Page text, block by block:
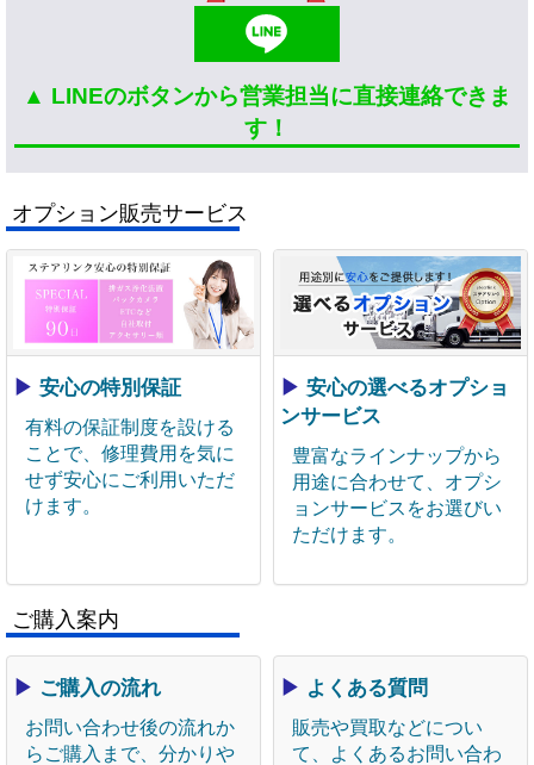
▲ LINEのボタンから営業担当に直接連絡できま
す！
オプション販売サービス
▶ 安心の特別保証
有料の保証制度を設ける
ことで、修理費用を気に
せず安心にご利用いただ
けます。
▶ 安心の選べるオプショ
ンサービス
豊富なラインナップから
用途に合わせて、オプシ
ョンサービスをお選びい
ただけます。
ご購入案内
▶ ご購入の流れ
お問い合わせ後の流れか
らご購入まで、分かりや
▶ よくある質問
販売や買取などについ
て、よくあるお問い合わ